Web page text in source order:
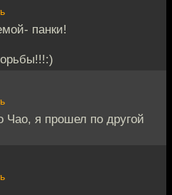
панки!
я прошел по другой